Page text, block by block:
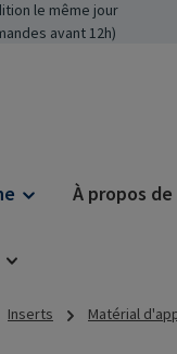
le même jour
avant 12h)
À propos de
Inserts Matérial